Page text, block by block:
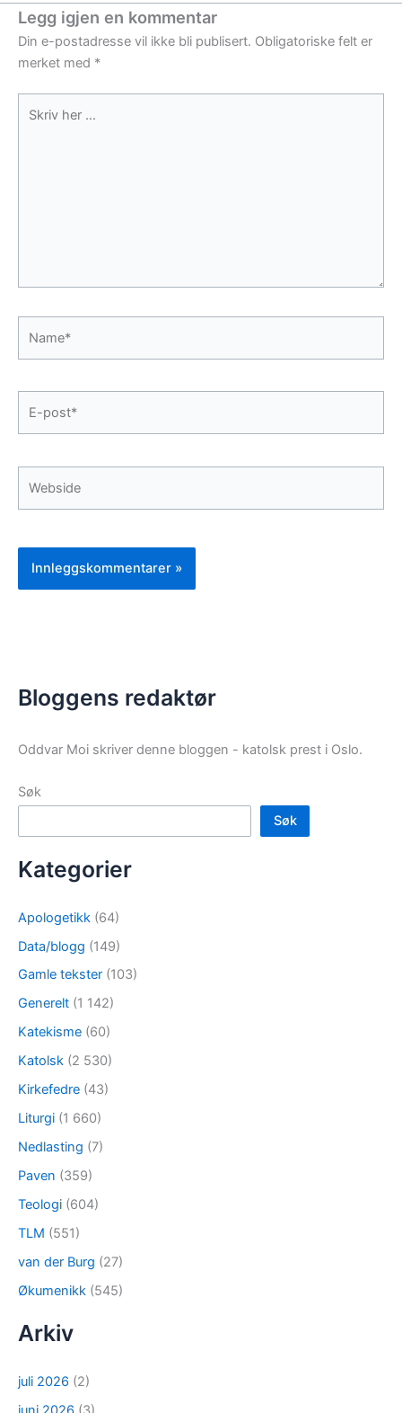
Legg igjen en kommentar
Din e-postadresse vil ikke bli publisert. Obligatoriske felt er
merket med *
her
post*
Bloggens redaktør
Oddvar Moi skriver denne bloggen - katolsk prest i Oslo.
Søk
Søk
Kategorier
Apologetikk (64)
Data/blogg (149)
Gamle tekster (103)
Generelt (1 142)
Katekisme (60)
Katolsk (2 530)
Kirkefedre (43)
Liturgi (1 660)
Nedlasting (7)
Paven (359)
Teologi (604)
TLM (551)
van der Burg (27)
Økumenikk (545)
Arkiv
juli 2026 (2)